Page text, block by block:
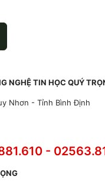
NGHỆ TIN HỌC QUÝ
Nhơn - Tỉnh Bình Định
-